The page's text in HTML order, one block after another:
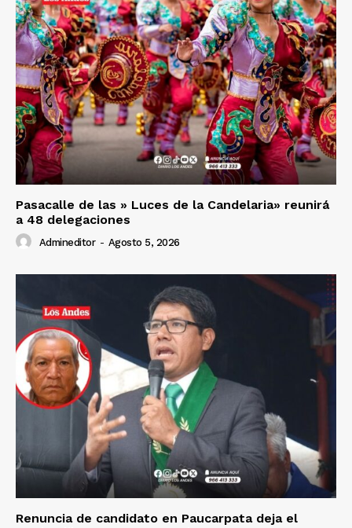
Pasacalle de las » Luces de la Candelaria» reunirá
a 48 delegaciones
Admineditor - Agosto 5, 2026
Renuncia de candidato en Paucarpata deja el